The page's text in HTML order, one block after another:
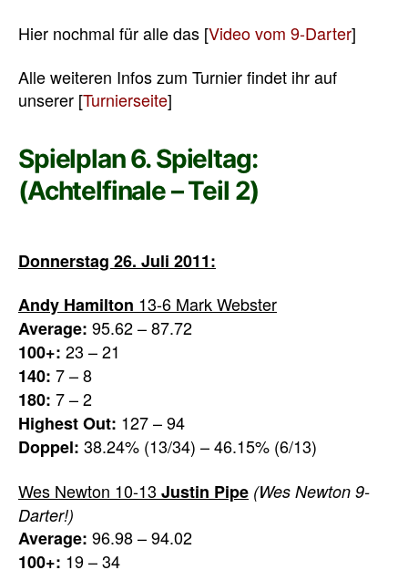
Hier nochmal für alle das [Video vom 9-Darter]
Alle weiteren Infos zum Turnier findet ihr auf
unserer [Turnierseite]
Spielplan 6. Spieltag:
(Achtelfinale – Teil 2)
Donnerstag 26. Juli 2011:
Andy Hamilton 13-6 Mark Webster
Average: 95.62 – 87.72
100+: 23 – 21
140: 7 – 8
180: 7 – 2
Highest Out: 127 – 94
Doppel: 38.24% (13/34) – 46.15% (6/13)
Wes Newton 10-13 Justin Pipe (Wes Newton 9-
Darter!)
Average: 96.98 – 94.02
100+: 19 – 34